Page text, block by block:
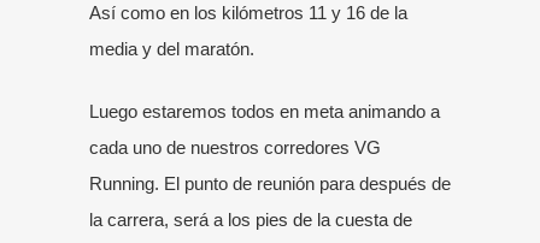
Así como en los kilómetros 11 y 16 de la
media y del maratón.
Luego estaremos todos en meta animando a
cada uno de nuestros corredores VG
Running. El punto de reunión para después de
la carrera, será a los pies de la cuesta de